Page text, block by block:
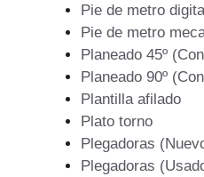
Pie de metro
Pie de metro
Planeado 45º
Planeado 90º
Plantilla afilado
Plato torno
Plegadoras
Plegadoras